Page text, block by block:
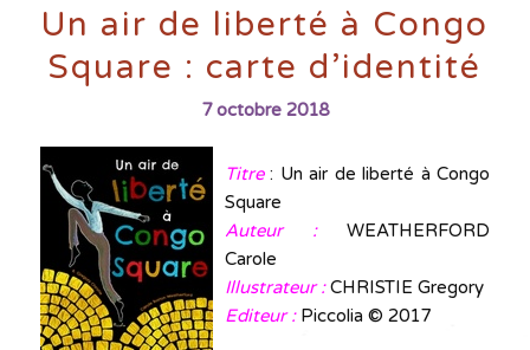
Un air de liberté à Congo
Square : carte d’identité
7 octobre 2018
Titre : Un air de liberté à Congo
Square
Auteur :WEATHERFORD
Carole
Illustrateur :CHRISTIE Gregory
Editeur : Piccolia © 2017